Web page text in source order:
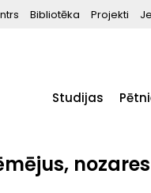
Bibliotēka Projekti
Studijas
nozares